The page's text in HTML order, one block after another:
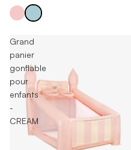
Grand
panier
gonflable
pour
enfants
-
CREAM